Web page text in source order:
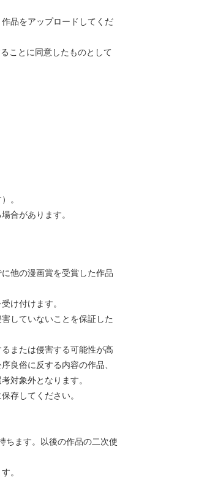
品をアップロードしてくだ
ことに同意したものとして
。
合があります。
他の漫画賞を受賞した作品
け付けます。
していないことを保証した
または侵害する可能性が高
良俗に反する内容の作品、
対象外となります。
存してください。
ちます。以後の作品の二次使
。